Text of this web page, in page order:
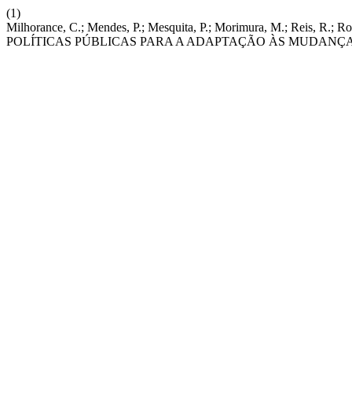
(1)
Milhorance, C.; Mendes, P.; Mesquita, P.; Morimura, M.; Reis,
POLÍTICAS PÚBLICAS PARA A ADAPTAÇÃO ÀS